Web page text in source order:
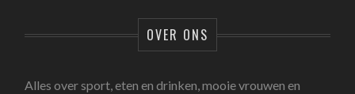
OVER ONS
Alles over sport, eten en drinken, mooie vrouwen en